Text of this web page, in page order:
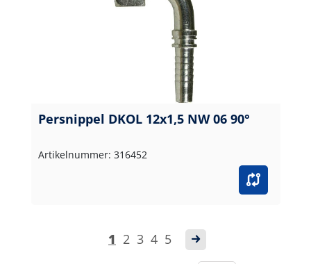
Persnippel DKOL 12x1,5 NW 06 90°
Artikelnummer: 316452
1 2 3 4 5